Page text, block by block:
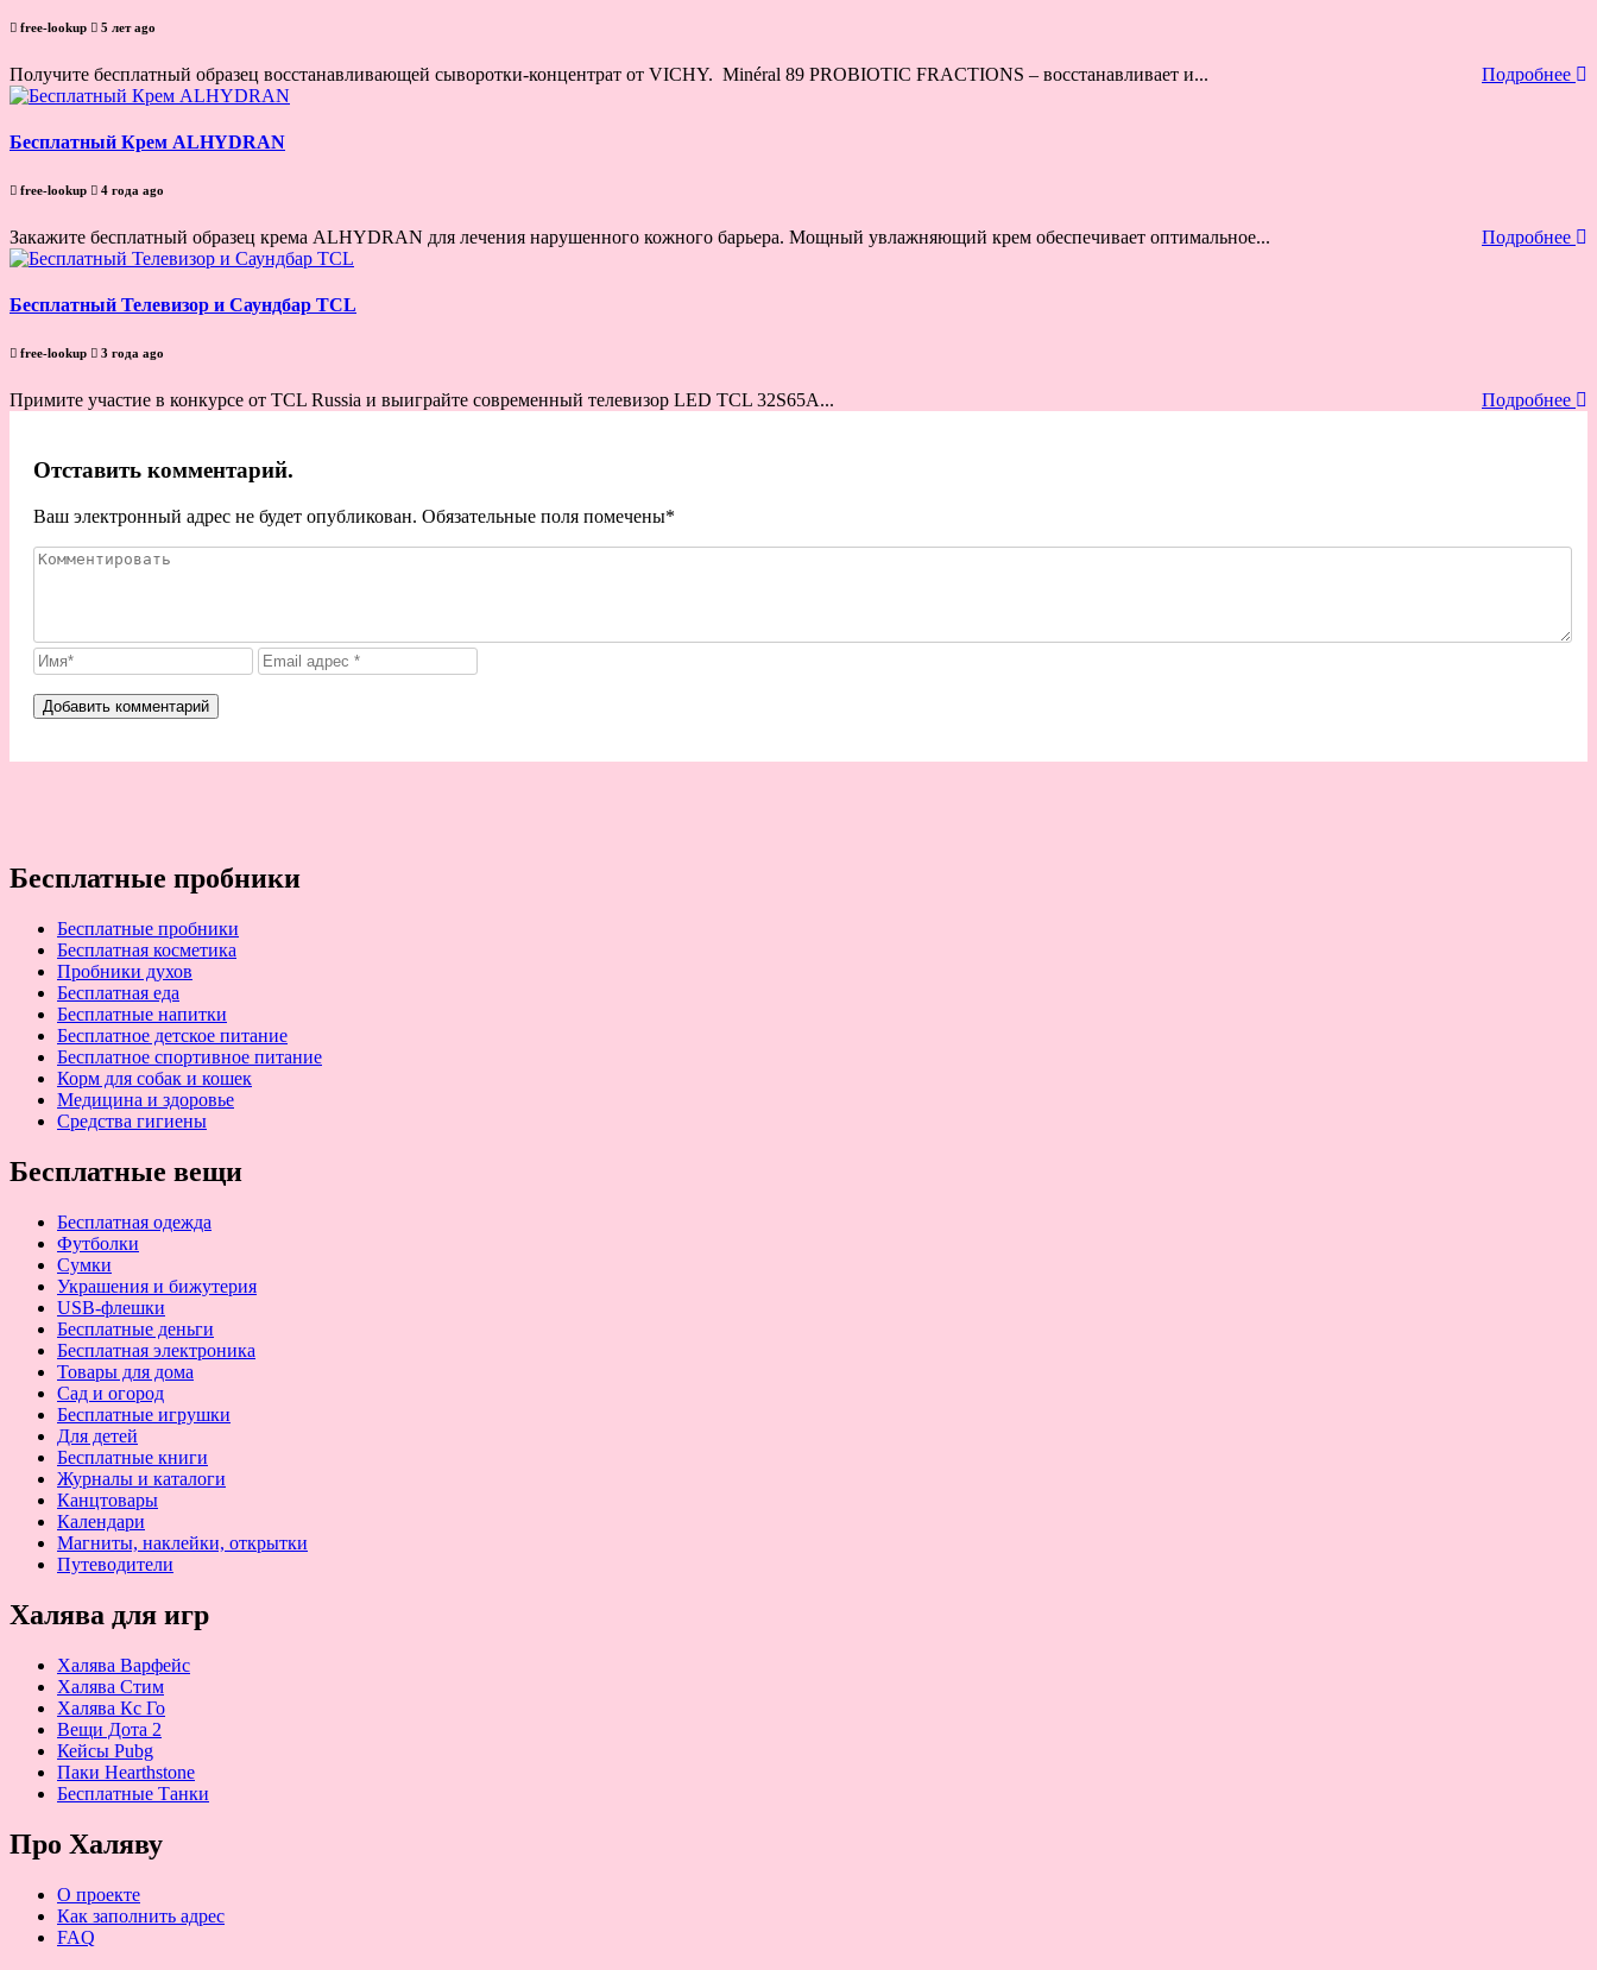
free-lookup 5 лет ago
Получите бесплатный образец восстанавливающей сыворотки-концентрат от VICHY. Minéral 89 PROBIOTIC FRACTIONS – восстанавливает и... Подробнее
Бесплатный Крем ALHYDRAN
free-lookup 4 года ago
Закажите бесплатный образец крема ALHYDRAN для лечения нарушенного кожного барьера. Мощный увлажняющий крем обеспечивает оптимальное... Подробнее
Бесплатный Телевизор и Саундбар TCL
free-lookup 3 года ago
Примите участие в конкурсе от TСL Russia и выиграйте современный телевизор LED TCL 32S65A... Подробнее
Отставить комментарий.
Ваш электронный адрес не будет опубликован. Обязательные поля помечены*
Бесплатные пробники
Бесплатные пробники
Бесплатная косметика
Пробники духов
Бесплатная еда
Бесплатные напитки
Бесплатное детское питание
Бесплатное спортивное питание
Корм для собак и кошек
Медицина и здоровье
Средства гигиены
Бесплатные вещи
Бесплатная одежда
Футболки
Сумки
Украшения и бижутерия
USB-флешки
Бесплатные деньги
Бесплатная электроника
Товары для дома
Сад и огород
Бесплатные игрушки
Для детей
Бесплатные книги
Журналы и каталоги
Канцтовары
Календари
Магниты, наклейки, открытки
Путеводители
Халява для игр
Халява Варфейс
Халява Стим
Халява Кс Го
Вещи Дота 2
Кейсы Pubg
Паки Hearthstone
Бесплатные Танки
Про Халяву
О проекте
Как заполнить адрес
FAQ